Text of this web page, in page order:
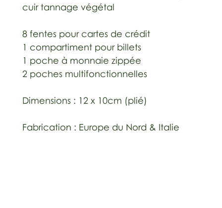
cuir tannage végétal
8 fentes pour cartes de crédit
1 compartiment pour billets
1 poche à monnaie zippée
2 poches multifonctionnelles
Dimensions : 12 x 10cm (plié)
Fabrication : Europe du Nord & Italie